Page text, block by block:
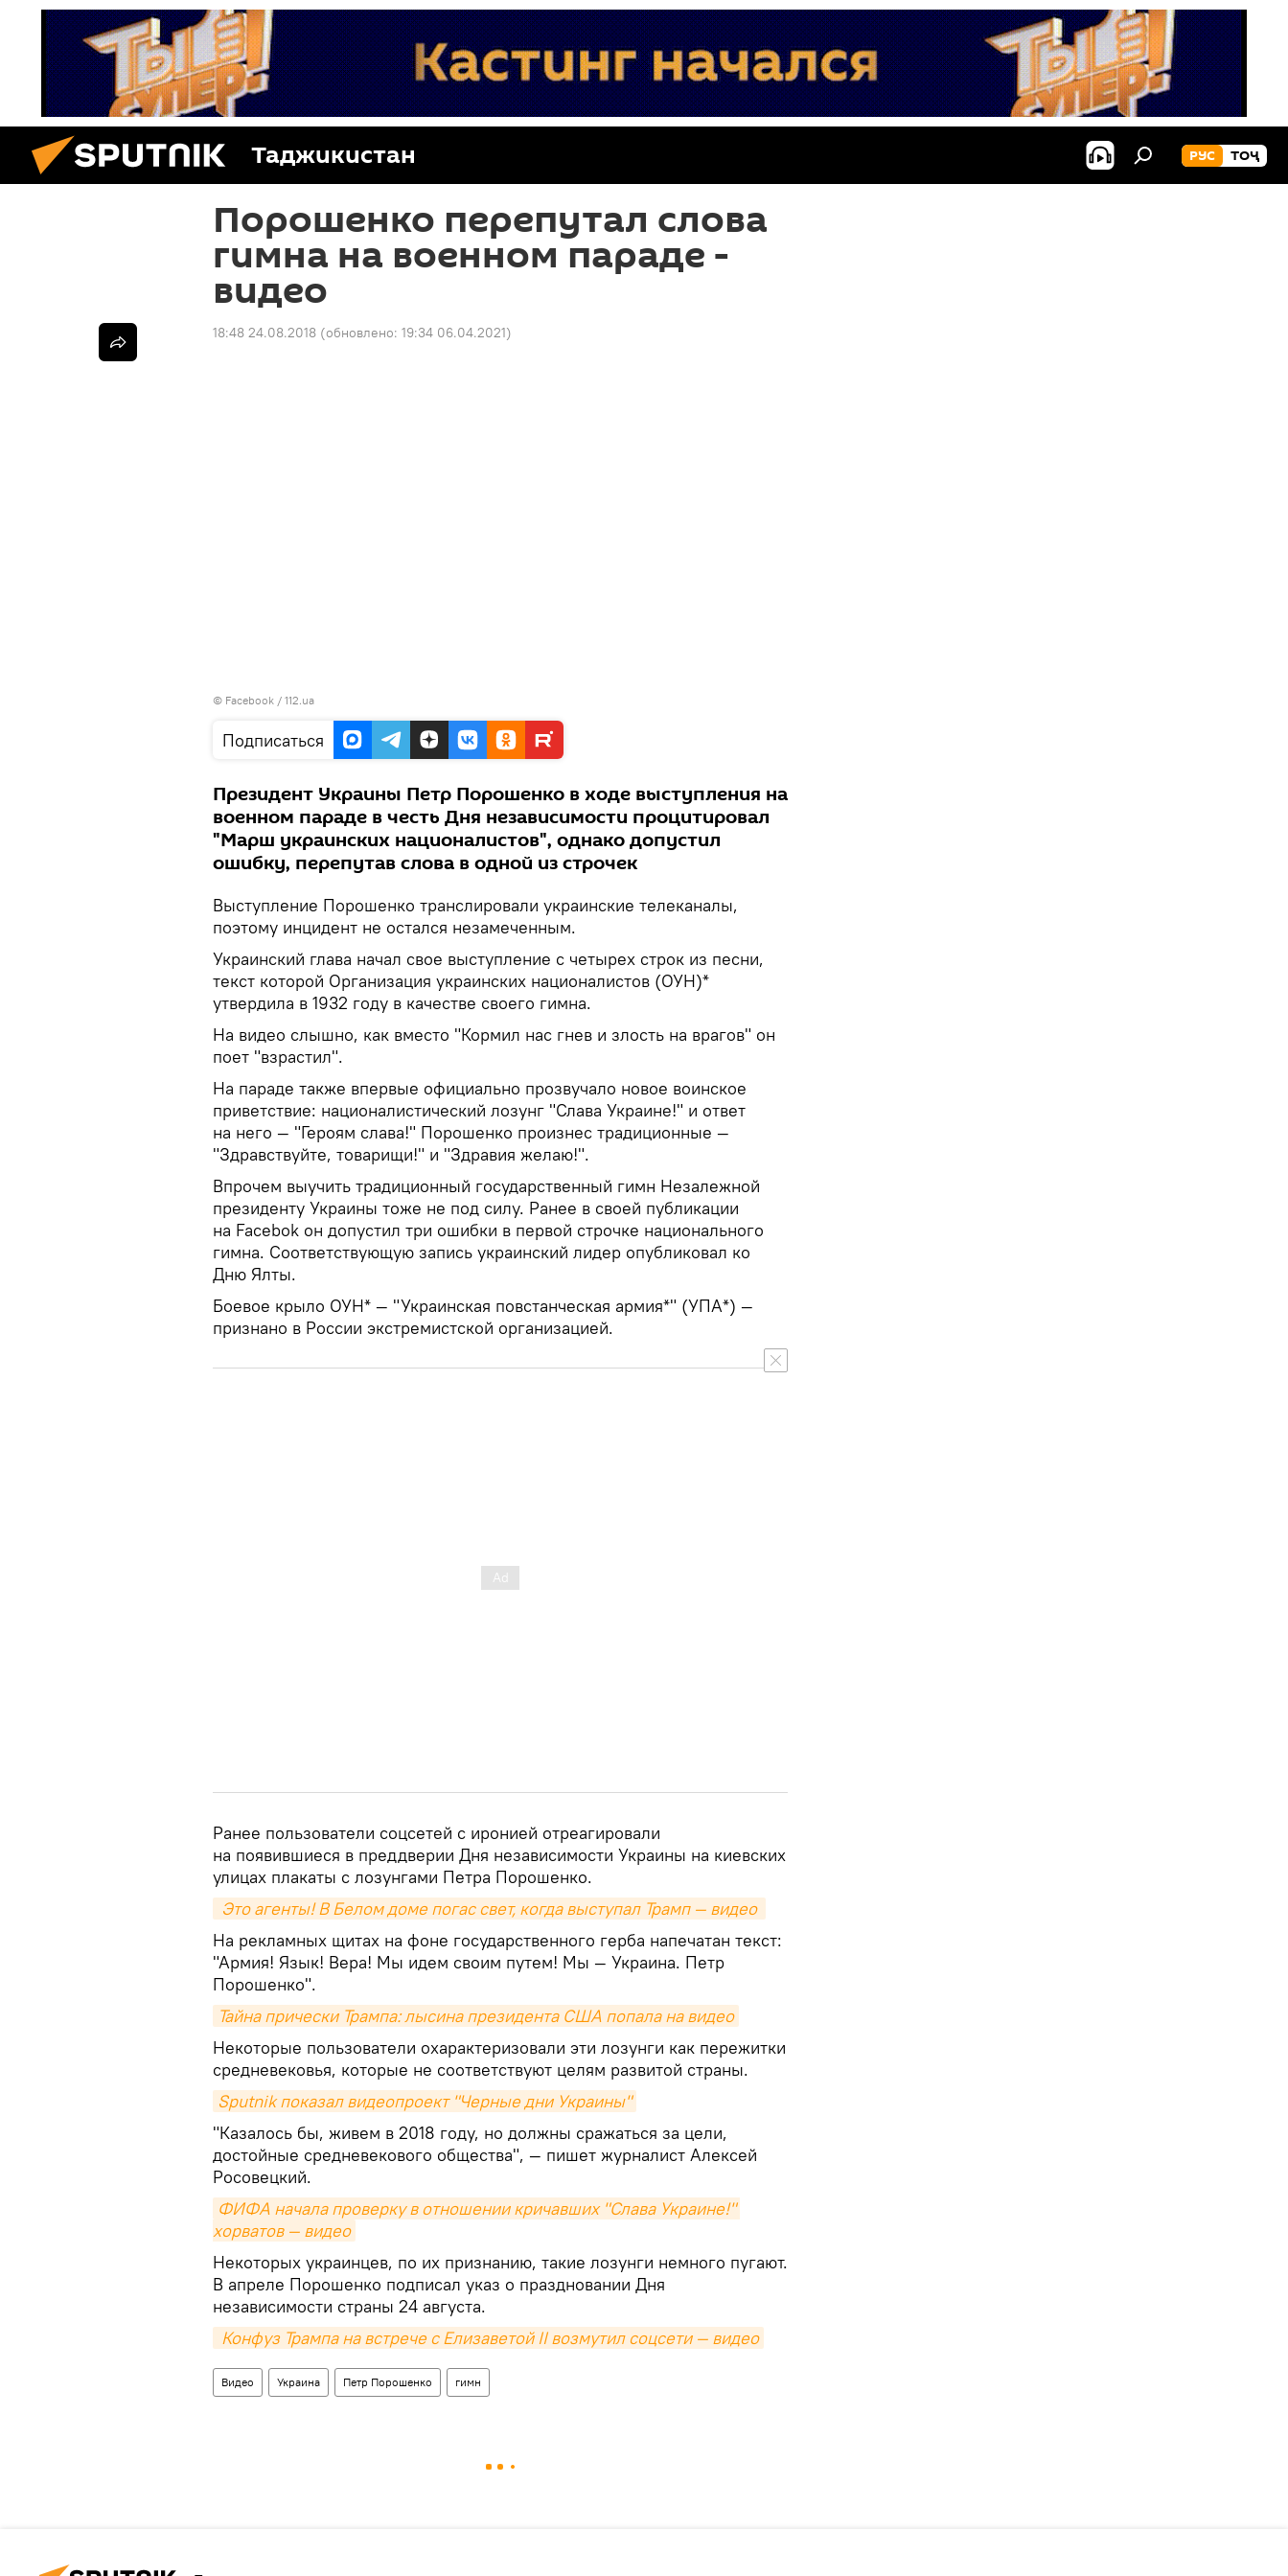
Таджикистан РУС ТОҶ
Порошенко перепутал слова
гимна на военном параде -
видео
18:48 24.08.2018 (обновлено: 19:34 06.04.2021)
© Facebook / 112.ua
Подписаться
Президент Украины Петр Порошенко в ходе выступления на
военном параде в честь Дня независимости процитировал
"Марш украинских националистов", однако допустил
ошибку, перепутав слова в одной из строчек
Выступление Порошенко транслировали украинские телеканалы,
поэтому инцидент не остался незамеченным.
Украинский глава начал свое выступление с четырех строк из песни,
текст которой Организация украинских националистов (ОУН)*
утвердила в 1932 году в качестве своего гимна.
На видео слышно, как вместо "Кормил нас гнев и злость на врагов" он
поет "взрастил".
На параде также впервые официально прозвучало новое воинское
приветствие: националистический лозунг "Слава Украине!" и ответ
на него — "Героям слава!" Порошенко произнес традиционные —
"Здравствуйте, товарищи!" и "Здравия желаю!".
Впрочем выучить традиционный государственный гимн Незалежной
президенту Украины тоже не под силу. Ранее в своей публикации
на Facebok он допустил три ошибки в первой строчке национального
гимна. Соответствующую запись украинский лидер опубликовал ко
Дню Ялты.
Боевое крыло ОУН* — "Украинская повстанческая армия*" (УПА*) —
признано в России экстремистской организацией.
Ранее пользователи соцсетей с иронией отреагировали
на появившиеся в преддверии Дня независимости Украины на киевских
улицах плакаты с лозунгами Петра Порошенко.
Это агенты! В Белом доме погас свет, когда выступал Трамп — видео
На рекламных щитах на фоне государственного герба напечатан текст:
"Армия! Язык! Вера! Мы идем своим путем! Мы — Украина. Петр
Порошенко".
Тайна прически Трампа: лысина президента США попала на видео
Некоторые пользователи охарактеризовали эти лозунги как пережитки
средневековья, которые не соответствуют целям развитой страны.
Sputnik показал видеопроект "Черные дни Украины"
"Казалось бы, живем в 2018 году, но должны сражаться за цели,
достойные средневекового общества", — пишет журналист Алексей
Росовецкий.
ФИФА начала проверку в отношении кричавших "Слава Украине!"
хорватов — видео
Некоторых украинцев, по их признанию, такие лозунги немного пугают.
В апреле Порошенко подписал указ о праздновании Дня
независимости страны 24 августа.
Конфуз Трампа на встрече с Елизаветой II возмутил соцсети — видео
Видео Украина Петр Порошенко гимн